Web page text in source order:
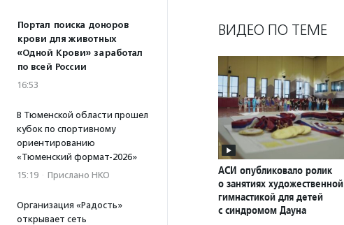
Портал поиска доноров
крови для животных
«Одной Крови» заработал
по всей России
16:53
В Тюменской области прошел
кубок по спортивному
ориентированию
«Тюменский формат-2026»
15:19 · Прислано НКО
Организация «Радость»
открывает сеть
ВИДЕО ПО ТЕМЕ
АСИ опубликовало ролик
о занятиях художественной
гимнастикой для детей
с синдромом Дауна